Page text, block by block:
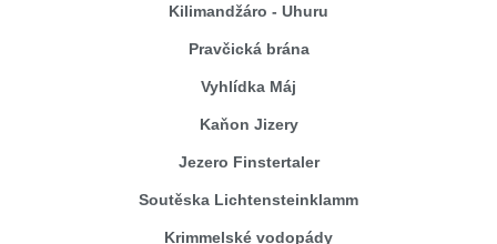
Kilimandžáro - Uhuru
Pravčická brána
Vyhlídka Máj
Kaňon Jizery
Jezero Finstertaler
Soutěska Lichtensteinklamm
Krimmelské vodopády